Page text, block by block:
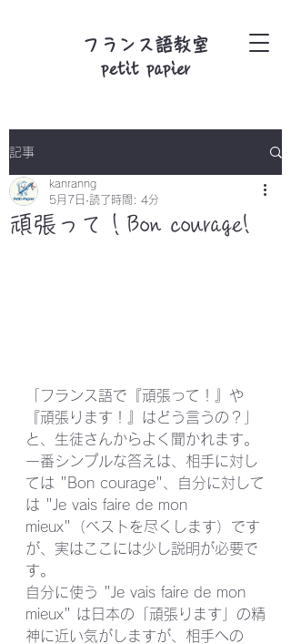
フランス語教室
petit papier
記事
頑張って！Bon courage!
kanranng
5月7日 読了時間: 4分
「フランス語で『頑張って！』や
『頑張ります！』はどう言うの？」
と、生徒さんからよく聞かれます。
一番シンプルな答えは、相手に対し
ては "Bon courage"、自分に対して
は "Je vais faire de mon
mieux"（ベストを尽くします）です
が、実はここには少し説明が必要で
す。
自分に使う "Je vais faire de mon
mieux" は日本の「頑張ります」の精
神に近い気がしますが、相手への